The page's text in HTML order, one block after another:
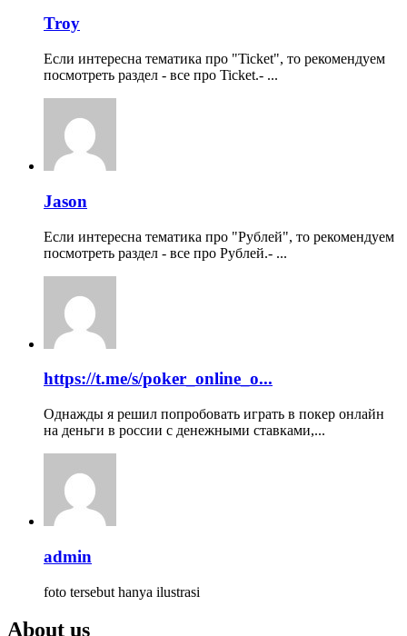
Troy
Если интересна тематика про "Ticket", то рекомендуем
посмотреть раздел - все про Ticket.- ...
Jason
Если интересна тематика про "Рублей", то рекомендуем
посмотреть раздел - все про Рублей.- ...
https://t.me/s/poker_online_o...
Однажды я решил попробовать играть в покер онлайн
на деньги в россии с денежными ставками,...
admin
foto tersebut hanya ilustrasi
About us